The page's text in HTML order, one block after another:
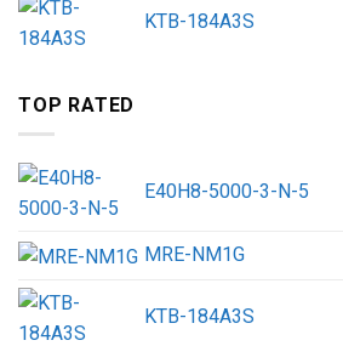
KTB-184A3S
TOP RATED
E40H8-5000-3-N-5
MRE-NM1G
KTB-184A3S